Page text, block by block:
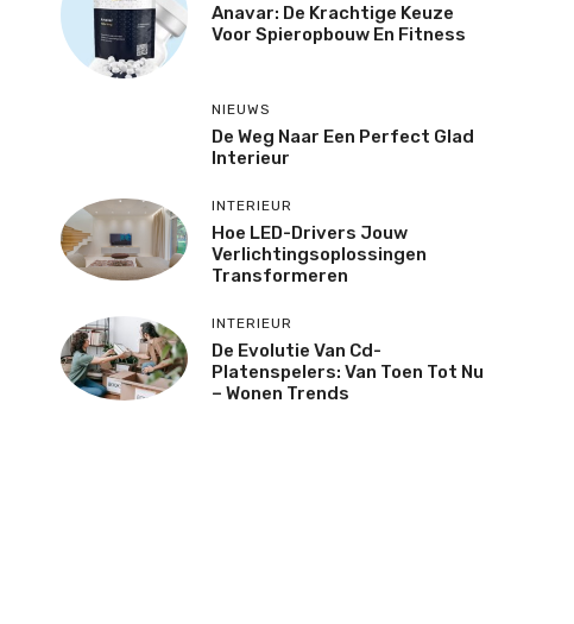
Anavar: De Krachtige Keuze
Voor Spieropbouw En Fitness
NIEUWS
De Weg Naar Een Perfect Glad
Interieur
INTERIEUR
Hoe LED-Drivers Jouw
Verlichtingsoplossingen
Transformeren
INTERIEUR
De Evolutie Van Cd-
Platenspelers: Van Toen Tot Nu
– Wonen Trends